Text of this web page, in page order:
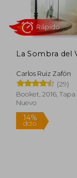
5%
La Sombra del
Carlos Ruiz Zafón
(29)
Booket, 2016, Tapa
Nuevo